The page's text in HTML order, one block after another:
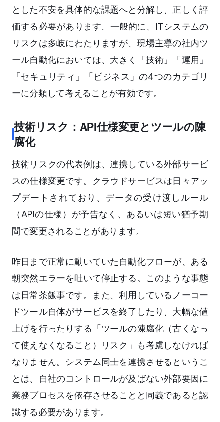
とした不安を具体的な課題へと分解し、正しく評
価する必要があります。一般的に、ITシステムの
リスクは多岐にわたりますが、現場主導の社内ツ
ール自動化においては、大きく「技術」「運用」
「セキュリティ」「ビジネス」の4つのカテゴリ
ーに分類して考えることが有効です。
技術リスク：API仕様変更とツールの陳
腐化
技術リスクの代表例は、連携している外部サービ
スの仕様変更です。クラウドサービスは日々アッ
プデートされており、データの受け渡しルール
（APIの仕様）が予告なく、あるいは短い猶予期
間で変更されることがあります。
昨日まで正常に動いていた自動化フローが、ある
朝突然エラーを吐いて停止する。このような事態
は日常茶飯事です。また、利用しているノーコー
ドツール自体がサービスを終了したり、大幅な値
上げを行ったりする「ツールの陳腐化（古くなっ
て使えなくなること）リスク」も考慮しなければ
なりません。システム同士を連携させるというこ
とは、自社のコントロールが及ばない外部要因に
業務プロセスを依存させることと同義であると認
識する必要があります。